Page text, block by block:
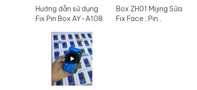
Hướng dẫn sử dụng
Fix Pin Box AY-A108
nhất 2023
Box ZH01 Mijing Sửa
Fix Face , Pin ,